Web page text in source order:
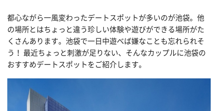
都心ながら一風変わったデートスポットが多いのが池袋。他
の場所とはちょっと違う珍しい体験や遊びができる場所がた
くさんあります。池袋で一日中遊べば嫌なことも忘れられそ
う！ 最近ちょっと刺激が足りない、そんなカップルに池袋の
おすすめデートスポットをご紹介します。